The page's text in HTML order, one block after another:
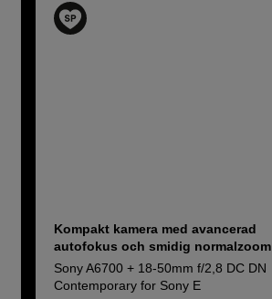
Kompakt kamera med avancerad
autofokus och smidig normalzoom
Sony A6700 + 18-50mm f/2,8 DC DN
Contemporary for Sony E